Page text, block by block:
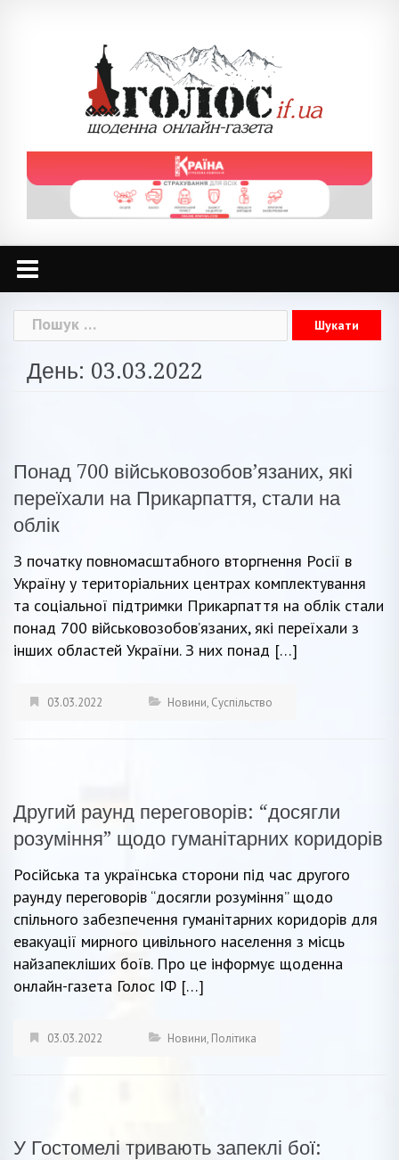
Пошук:
День: 03.03.2022
Понад 700 військовозобов’язаних, які
переїхали на Прикарпаття, стали на
облік
З початку повномасштабного вторгнення Росії в
Україну у територіальних центрах комплектування
та соціальної підтримки Прикарпаття на облік стали
понад 700 військовозобов’язаних, які переїхали з
інших областей України. З них понад […]
03.03.2022 Новини, Суспільство
Другий раунд переговорів: “досягли
розуміння” щодо гуманітарних коридорів
Російська та українська сторони під час другого
раунду переговорів “досягли розуміння” щодо
спільного забезпечення гуманітарних коридорів для
евакуації мирного цивільного населення з місць
найзапекліших боїв. Про це інформує щоденна
онлайн-газета Голос ІФ […]
03.03.2022 Новини, Політика
У Гостомелі тривають запеклі бої: